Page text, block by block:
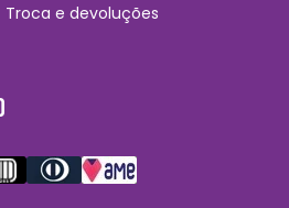
Troca e devoluções